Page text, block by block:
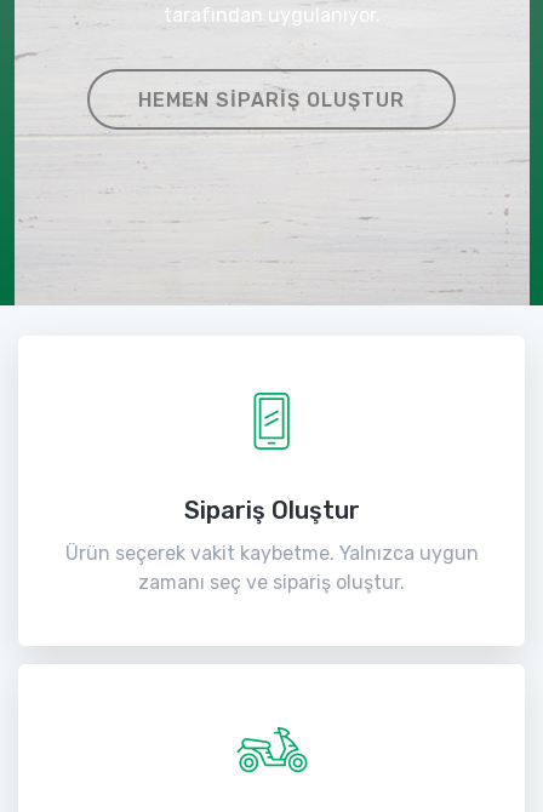
tarafından uygulanıyor.
HEMEN SIPARIŞ OLUŞTUR
Sipariş Oluştur
Ürün seçerek vakit kaybetme. Yalnızca uygun
zamanı seç ve sipariş oluştur.